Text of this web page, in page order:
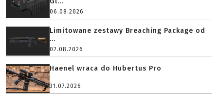
06.08.2026
Limitowane zestawy Breaching Package od
...
02.08.2026
Haenel wraca do Hubertus Pro
31.07.2026